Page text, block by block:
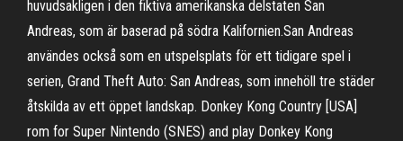
huvudsakligen i den fiktiva amerikanska delstaten San
Andreas, som är baserad på södra Kalifornien.San Andreas
användes också som en utspelsplats för ett tidigare spel i
serien, Grand Theft Auto: San Andreas, som innehöll tre städer
åtskilda av ett öppet landskap. Donkey Kong Country [USA]
rom for Super Nintendo (SNES) and play Donkey Kong